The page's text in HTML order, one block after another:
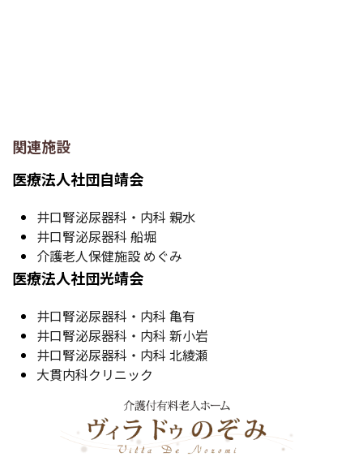
関連施設
医療法人社団自靖会
井口腎泌尿器科・内科 親水
井口腎泌尿器科 船堀
介護老人保健施設 めぐみ
医療法人社団光靖会
井口腎泌尿器科・内科 亀有
井口腎泌尿器科・内科 新小岩
井口腎泌尿器科・内科 北綾瀬
大貫内科クリニック